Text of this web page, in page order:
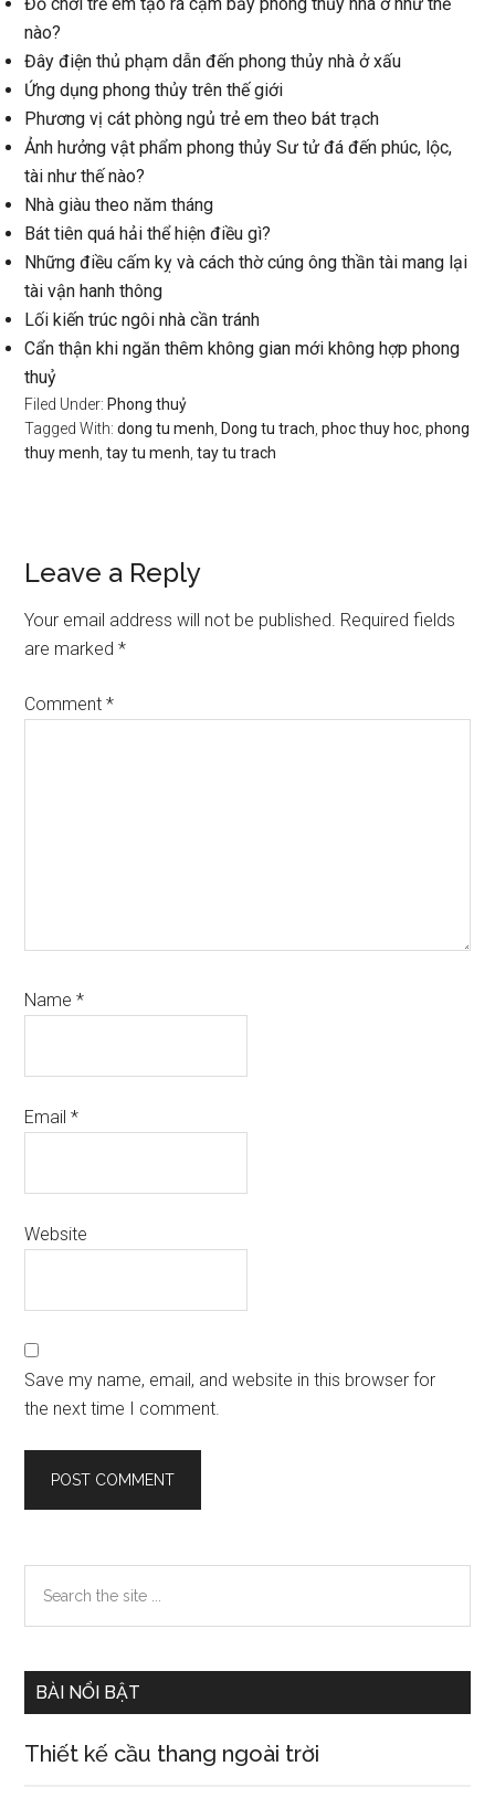
nào?
Đây điện thủ phạm dẫn đến phong thủy nhà ở xấu
Ứng dụng phong thủy trên thế giới
Phương vị cát phòng ngủ trẻ em theo bát trạch
Ảnh hưởng vật phẩm phong thủy Sư tử đá đến phúc, lộc,
tài như thế nào?
Nhà giàu theo năm tháng
Bát tiên quá hải thể hiện điều gì?
Những điều cấm kỵ và cách thờ cúng ông thần tài mang lại
tài vận hanh thông
Lối kiến trúc ngôi nhà cần tránh
Cẩn thận khi ngăn thêm không gian mới không hợp phong
thuỷ
Filed Under: Phong thuỷ
Tagged With:dong tu menh Dong tu trach ,phoc thuy hoc ,phong
thuy menh ,tay tu menh ,tay tu trach
Reader
Interactions
Leave a Reply
Your email address will not be published. Required fields
are marked*
Comment*
Name*
Email*
Website
Save my name, email, and website in this browser for
the next time I comment.
Primary
Sidebar
the
BÀI NỔI BẬT
Thiết kế cầu thang ngoài trời